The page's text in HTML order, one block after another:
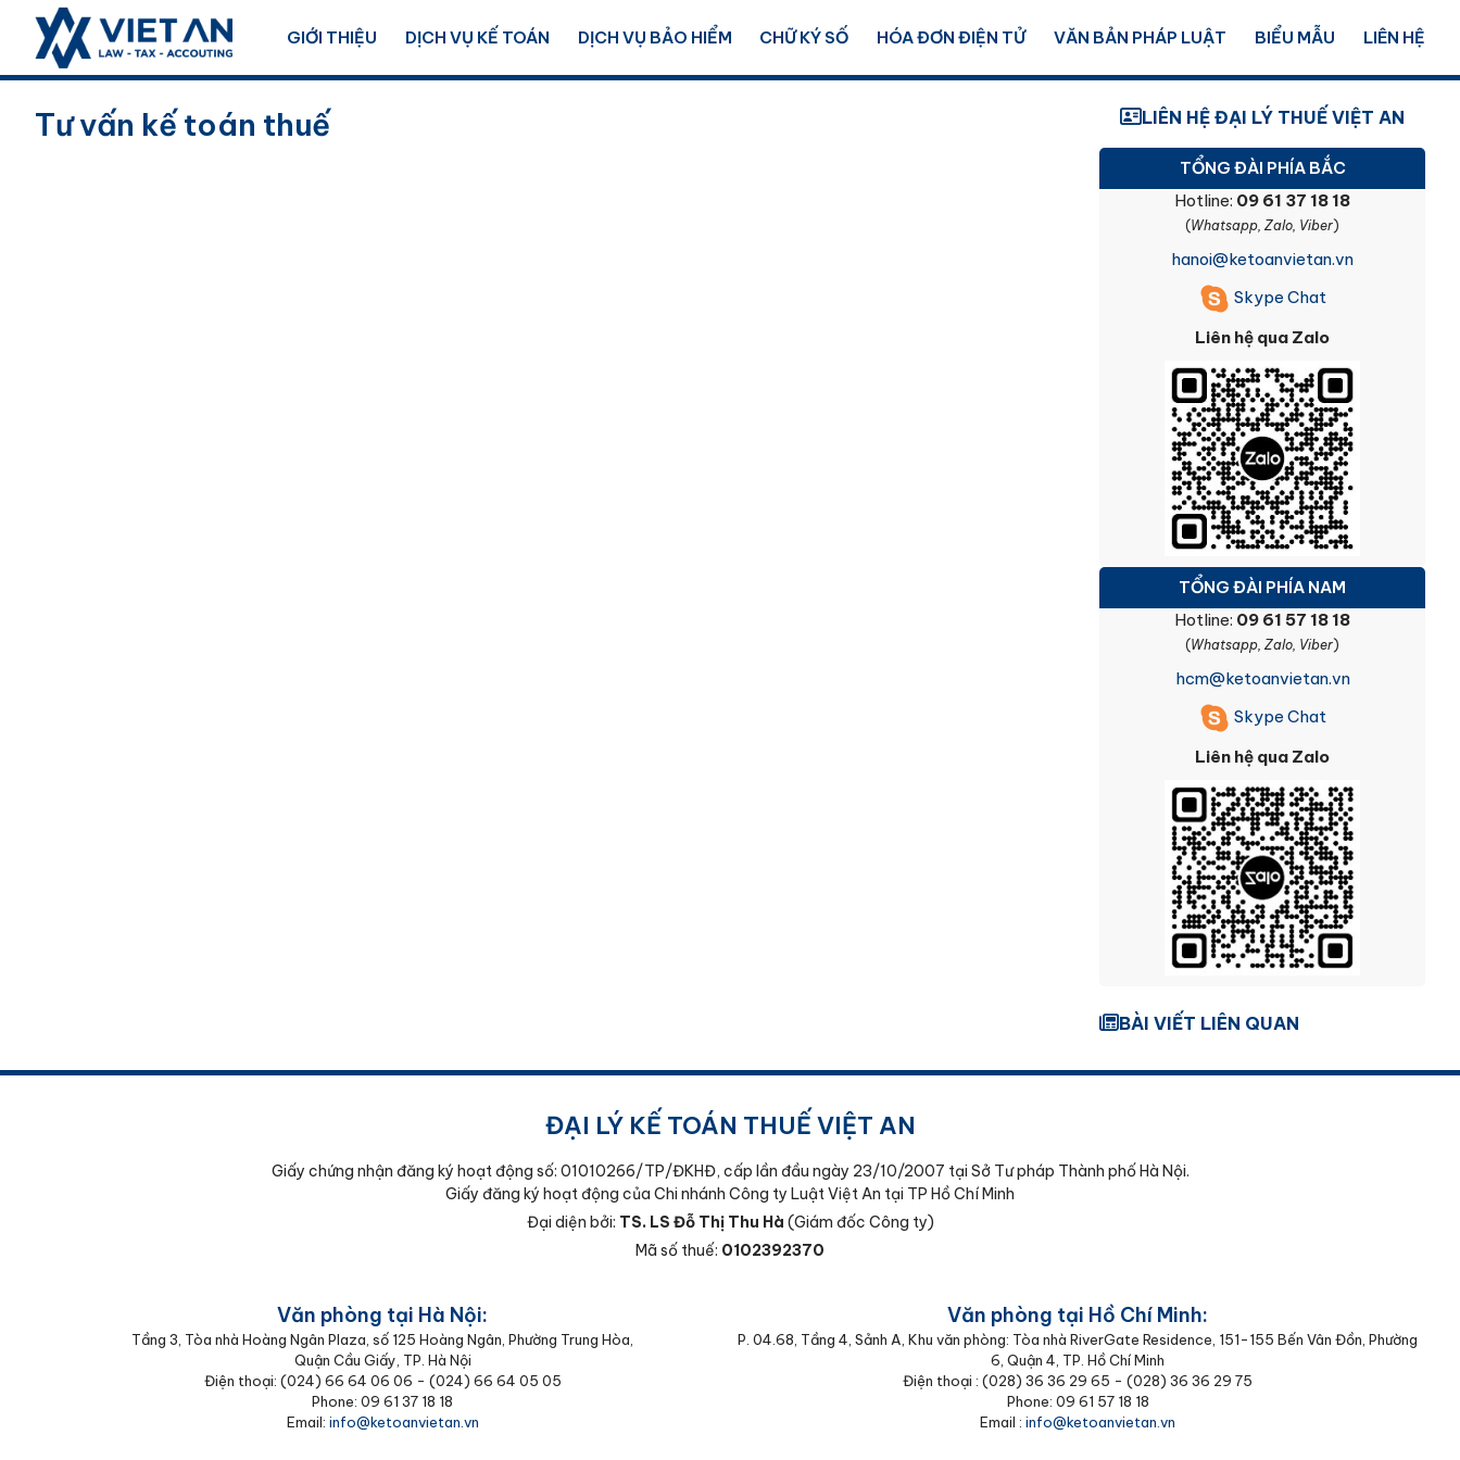
GIỚI THIỆU DỊCH VỤ KẾ TOÁN DỊCH VỤ BẢO HIỂM CHỮ KÝ SỐ HÓA ĐƠN ĐIỆN TỬ VĂN BẢN PHÁP LUẬT BIỂU MẪU LIÊN HỆ
Tư vấn kế toán thuế LIÊN HỆ ĐẠI LÝ THUẾ VIỆT AN
TỔNG ĐÀI PHÍA BẮC
Hotline: 09 61 37 18 18
(Whatsapp, Zalo, Viber)
hanoi@ketoanvietan.vn
Skype Chat
Liên hệ qua Zalo
TỔNG ĐÀI PHÍA NAM
Hotline: 09 61 57 18 18
(Whatsapp, Zalo, Viber)
hcm@ketoanvietan.vn
Skype Chat
Liên hệ qua Zalo
BÀI VIẾT LIÊN QUAN
ĐẠI LÝ KẾ TOÁN THUẾ VIỆT AN
Giấy chứng nhận đăng ký hoạt động số: 01010266/TP/ĐKHĐ, cấp lần đầu ngày 23/10/2007 tại Sở Tư pháp Thành phố Hà Nội.
Giấy đăng ký hoạt động của Chi nhánh Công ty Luật Việt An tại TP Hồ Chí Minh
Đại diện bởi: TS. LS Đỗ Thị Thu Hà (Giám đốc Công ty)
Mã số thuế: 0102392370
Văn phòng tại Hà Nội:
Tầng 3, Tòa nhà Hoàng Ngân Plaza, số 125 Hoàng Ngân, Phường Trung Hòa,
Quận Cầu Giấy, TP. Hà Nội
Điện thoại: (024) 66 64 06 06 - (024) 66 64 05 05
Phone: 09 61 37 18 18
Email: info@ketoanvietan.vn
Văn phòng tại Hồ Chí Minh:
P. 04.68, Tầng 4, Sảnh A, Khu văn phòng: Tòa nhà RiverGate Residence, 151-155 Bến Vân Đồn, Phường
6, Quận 4, TP. Hồ Chí Minh
Điện thoại : (‭028) 36 36 29 65‬ - (028) 36 36 29 75‬
Phone: 09 61 57 18 18
Email : info@ketoanvietan.vn